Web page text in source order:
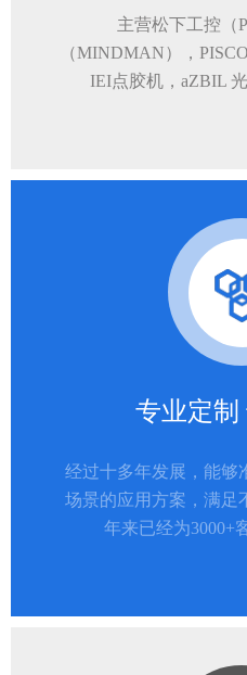
主营松下工控（
（MINDMAN），
IEI点胶机，aZBIL
专业定制
经过十多年发展，能够
场景的应用方案，满足
年来已经为3000+